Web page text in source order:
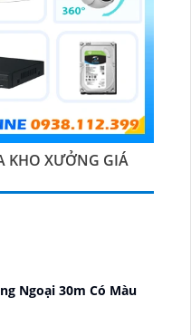
KHO XƯỞNG GIÁ
Ngoại 30m Có Màu